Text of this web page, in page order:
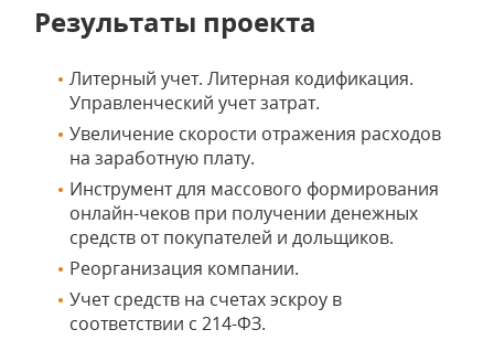
Результаты проекта
Литерный учет. Литерная кодификация.
Управленческий учет затрат.
Увеличение скорости отражения расходов
на заработную плату.
Инструмент для массового формирования
онлайн-чеков при получении денежных
средств от покупателей и дольщиков.
Реорганизация компании.
Учет средств на счетах эскроу в
соответствии с 214-ФЗ.